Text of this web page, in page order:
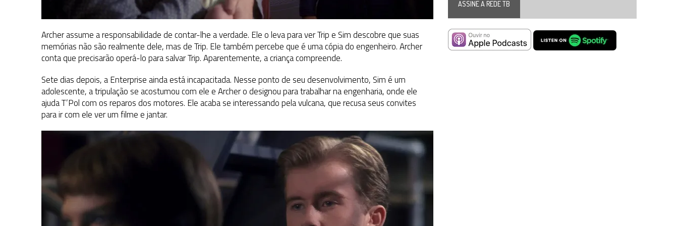
Archer assume a responsabilidade de contar-lhe a verdade. Ele o leva para ver Trip e Sim descobre que suas
memórias não são realmente dele, mas de Trip. Ele também percebe que é uma cópia do engenheiro. Archer
conta que precisarão operá-lo para salvar Trip. Aparentemente, a criança compreende.
Sete dias depois, a Enterprise ainda está incapacitada. Nesse ponto de seu desenvolvimento, Sim é um
adolescente, a tripulação se acostumou com ele e Archer o designou para trabalhar na engenharia, onde ele
ajuda T’Pol com os reparos dos motores. Ele acaba se interessando pela vulcana, que recusa seus convites
para ir com ele ver um filme e jantar.
ASSINE A REDE TB